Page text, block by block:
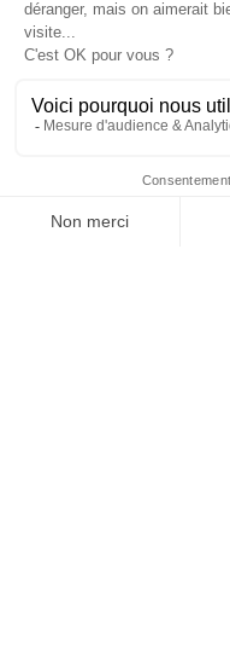
Je suis déjà